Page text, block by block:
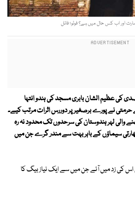
اور اب کس حال میں ہے؟ فوٹو؛ فائل
صدی کی عظیم الشان بابری مسجد کی ہندو انتہا
حرمتی نے پورے برصغیر پر دوررس اثرات مرتب کیے۔
والی لہر ہندوستان کی سرحدوں تک محدود نہ رہ
سیماؤں کے باہر بہت سے مندر گرے جن میں
اس کی زد میں آئے جن میں سے ایک نیاز بیگ کا